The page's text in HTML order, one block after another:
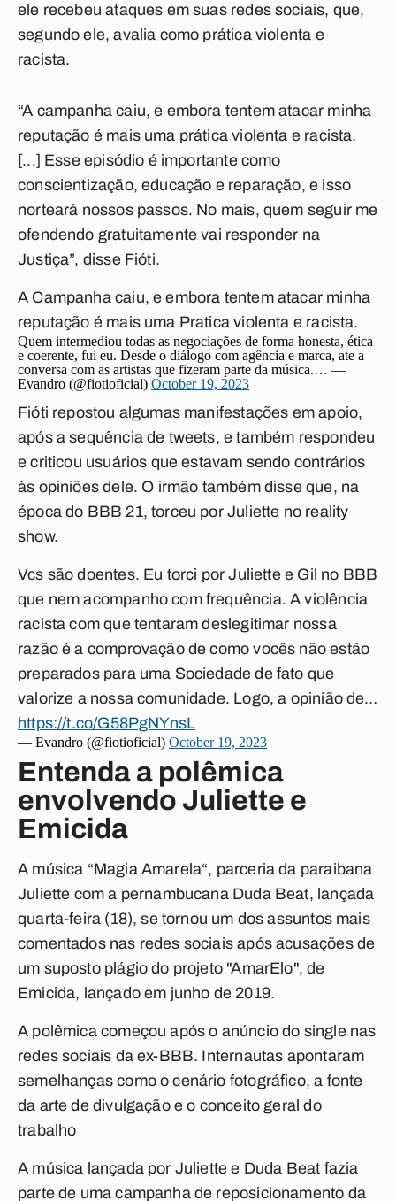
ele recebeu ataques em suas redes sociais, que,
segundo ele, avalia como prática violenta e
racista.
“A campanha caiu, e embora tentem atacar minha
reputação é mais uma prática violenta e racista.
[...] Esse episódio é importante como
conscientização, educação e reparação, e isso
norteará nossos passos. No mais, quem seguir me
ofendendo gratuitamente vai responder na
Justiça”, disse Fióti.
A Campanha caiu, e embora tentem atacar minha
reputação é mais uma Pratica violenta e racista.
Quem intermediou todas as negociações de forma honesta, ética
e coerente, fui eu. Desde o diálogo com agência e marca, ate a
conversa com as artistas que fizeram parte da música.… —
Evandro (@fiotioficial) October 19, 2023
Fióti repostou algumas manifestações em apoio,
após a sequência de tweets, e também respondeu
e criticou usuários que estavam sendo contrários
às opiniões dele. O irmão também disse que, na
época do BBB 21, torceu por Juliette no reality
show.
Vcs são doentes. Eu torci por Juliette e Gil no BBB
que nem acompanho com frequência. A violência
racista com que tentaram deslegitimar nossa
razão é a comprovação de como vocês não estão
preparados para uma Sociedade de fato que
valorize a nossa comunidade. Logo, a opinião de…
https://t.co/G58PgNYnsL
— Evandro (@fiotioficial) October 19, 2023
Entenda a polêmica
envolvendo Juliette e
Emicida
A música “Magia Amarela“, parceria da paraibana
Juliette com a pernambucana Duda Beat, lançada
quarta-feira (18), se tornou um dos assuntos mais
comentados nas redes sociais após acusações de
um suposto plágio do projeto "AmarElo", de
Emicida, lançado em junho de 2019.
A polêmica começou após o anúncio do single nas
redes sociais da ex-BBB. Internautas apontaram
semelhanças como o cenário fotográfico, a fonte
da arte de divulgação e o conceito geral do
trabalho
A música lançada por Juliette e Duda Beat fazia
parte de uma campanha de reposicionamento da